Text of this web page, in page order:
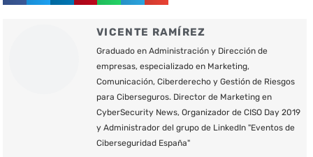
VICENTE RAMÍREZ
Graduado en Administración y Dirección de
empresas, especializado en Marketing,
Comunicación, Ciberderecho y Gestión de Riesgos
para Ciberseguros. Director de Marketing en
CyberSecurity News, Organizador de CISO Day 2019
y Administrador del grupo de LinkedIn "Eventos de
Ciberseguridad España"